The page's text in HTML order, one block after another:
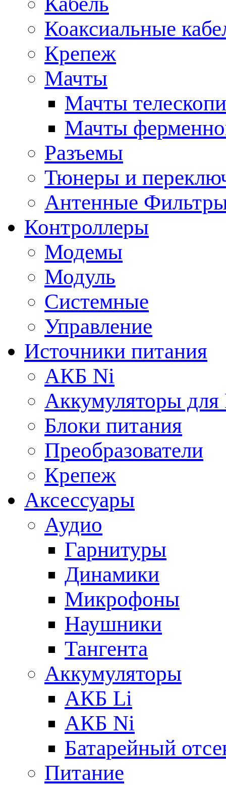
Коаксиальные
Крепеж
Мачты
Мачты
Мачты
Разъемы
Тюнеры и
Антенные
Контроллеры
Модемы
Модуль
Системные
Управление
Источники питания
АКБ Ni
Аккумуляторы
Блоки питания
Преобразователи
Крепеж
Аксессуары
Аудио
Гарнитуры
Динамики
Микрофоны
Наушники
Тангента
Аккумуляторы
АКБ Li
АКБ Ni
Батарейный
Питание